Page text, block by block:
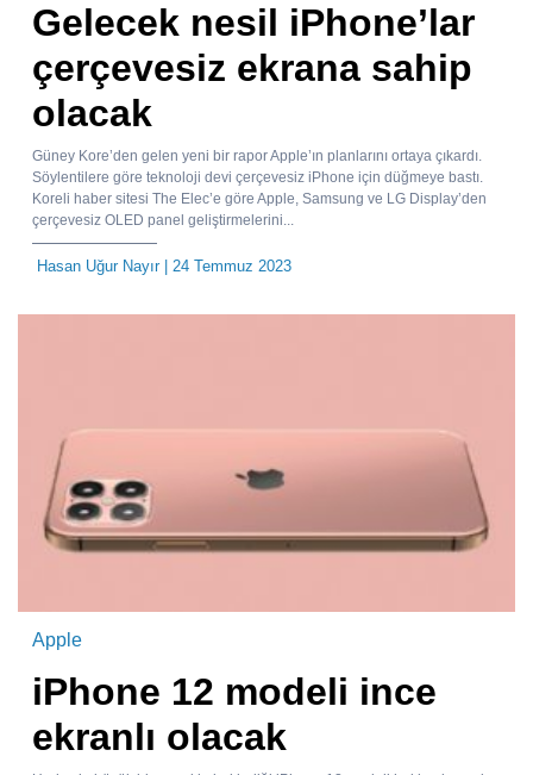
Gelecek nesil iPhone’lar
çerçevesiz ekrana sahip
olacak
Güney Kore’den gelen yeni bir rapor Apple’ın planlarını ortaya çıkardı.
Söylentilere göre teknoloji devi çerçevesiz iPhone için düğmeye bastı.
Koreli haber sitesi The Elec’e göre Apple, Samsung ve LG Display’den
çerçevesiz OLED panel geliştirmelerini...
Hasan Uğur Nayır| 24 Temmuz 2023
Apple
iPhone 12 modeli ince
ekranlı olacak